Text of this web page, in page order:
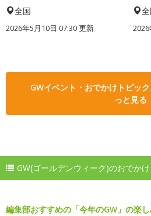
全国
2026年5月10日 07:30 更新
GWイベント・おでかけトピッ
っと見る
GW(ゴールデンウィーク)のおでか
編集部おすすめの「今年のGW」の楽